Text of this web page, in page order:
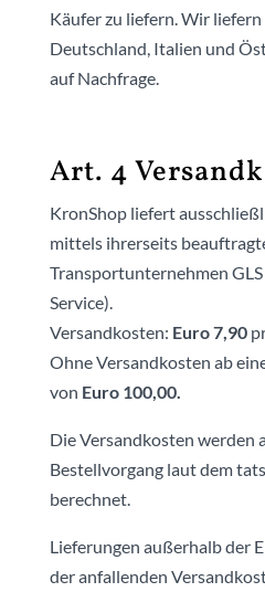
Käufer zu liefern. Wir
Deutschland, Italien und
auf Nachfrage.
Art. 4
KronShop liefert
mittels ihrerseits
Transportunternehmen
Service).
Versandkosten: Euro 7,90
Ohne Versandkosten ab
von Euro 100,00.
Die Versandkosten werden
Bestellvorgang laut dem
berechnet.
Lieferungen außerhalb der
der anfallenden